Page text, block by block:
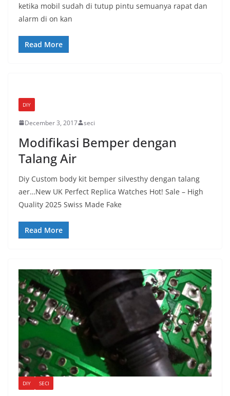
ketika mobil sudah di tutup pintu semuanya rapat dan
alarm di on kan
Read More
DIY
December 3, 2017 seci
Modifikasi Bemper dengan
Talang Air
Diy Custom body kit bemper silvesthy dengan talang
aer…New UK Perfect Replica Watches Hot! Sale – High
Quality 2025 Swiss Made Fake
Read More
DIY SECI